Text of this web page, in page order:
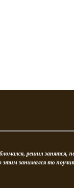
решил занятся,
этим занимался то